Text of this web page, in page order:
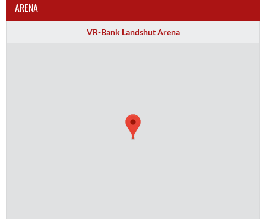
ARENA
VR-Bank Landshut Arena